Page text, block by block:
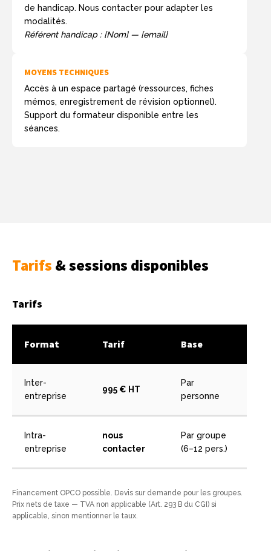
de handicap. Nous contacter pour adapter les
modalités.
Référent handicap : [Nom] — [email]
MOYENS TECHNIQUES
Accès à un espace partagé (ressources, fiches
mémos, enregistrement de révision optionnel).
Support du formateur disponible entre les
séances.
Tarifs & sessions disponibles
Tarifs
Format Tarif Base
Inter-
entreprise
995 € HT
Par
personne
Intra-
entreprise
nous
contacter
Par groupe
(6–12 pers.)
Financement OPCO possible. Devis sur demande pour les groupes.
Prix nets de taxe — TVA non applicable (Art. 293 B du CGI) si
applicable, sinon mentionner le taux.